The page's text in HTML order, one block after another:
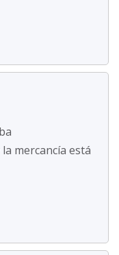
mercancía está